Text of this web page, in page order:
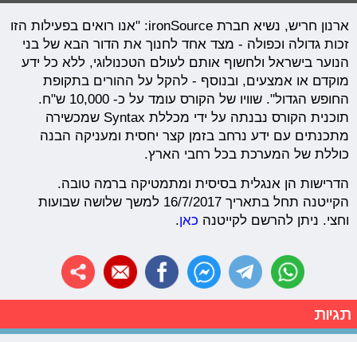
ארנון חריש, נשיא חברת ironSource: "אנו רואים בפעילות הזו
זכות גדולה וכפולה - מצד אחד לחנוך את הדור הבא של בני
הנוער בישראל ולחשוף אותם לעולם הטכנולוגי, ללא כל ידע
מוקדם או אמצעים, ובנוסף - להקל על ההורים בתקופת
החופש הגדול". שוויו של הקורס עומד על כ- 10,000 ש"ח.
תוכנית הקורס נבנתה על ידי מכללת Syntax שמכשירה
מתכנתים עם ידע נרחב בזמן קצר יחסית ומעניקה הבנה
כוללת של המערכת בכל רחבי הארץ.
הדרישות הן אנגלית בסיסית ומתמטיקה ברמה טובה.
הקייטנה תחל בתאריך 16/7/2017 למשך שלושה שבועות
וחצי. ניתן להרשם לקייטנה כאן.
תגיות